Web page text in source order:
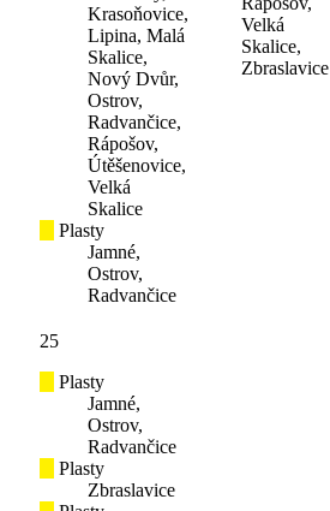
Krasoňovice,
Lipina, Malá
Skalice,
Nový Dvůr,
Ostrov,
Radvančice,
Rápošov,
Útěšenovice,
Velká
Skalice
Plasty
Jamné,
Ostrov,
Radvančice
Velká
Skalice,
Zbraslavice
25
Plasty
Jamné,
Ostrov,
Radvančice
Plasty
Zbraslavice